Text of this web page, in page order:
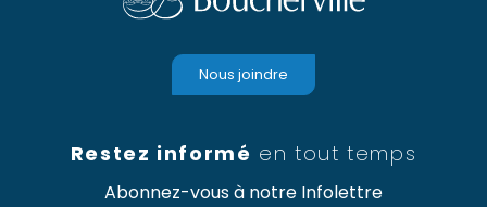
Restez informé en tout temps
Abonnez-vous à notre Infolettre
Nous joindre